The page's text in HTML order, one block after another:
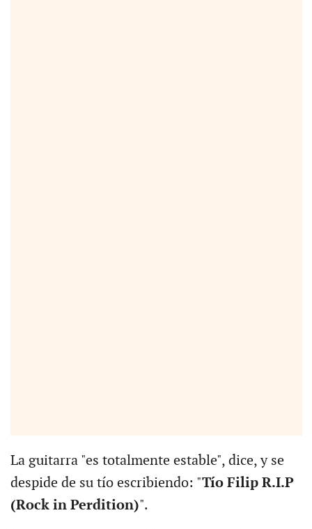
La guitarra "es totalmente estable", dice, y se
despide de su tío escribiendo: "Tío Filip R.I.P
(Rock in Perdition)".